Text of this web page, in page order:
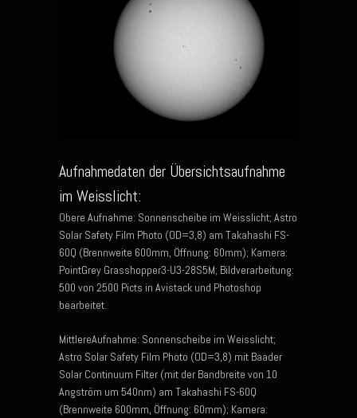
Aufnahmedaten der Übersichtsaufnahme
im Weisslicht:
Obere Aufnahme: Sonnenscheibe im Weisslicht; Astro
Solar Safety Film Photo (OD=3,8) am Takahashi FS-
60Q (Brennweite 600mm, Öffnung: 60mm); Kamera:
PointGrey Grasshopper3-U3-28S5M; Bildverarbeitung:
500 von 2500 Picts in Avistack und Photoshop
bearbeitet.
MittlereAufnahme: Sonnenscheibe im Weisslicht;
Astro Solar Safety Film Photo (OD=3,8) mit Baader
Solar Continuum Filter (mit der Bandbreite von 10
Angström um 540nm) am Takahashi FS-60Q
(Brennweite 600mm, Öffnung: 60mm); Kamera: